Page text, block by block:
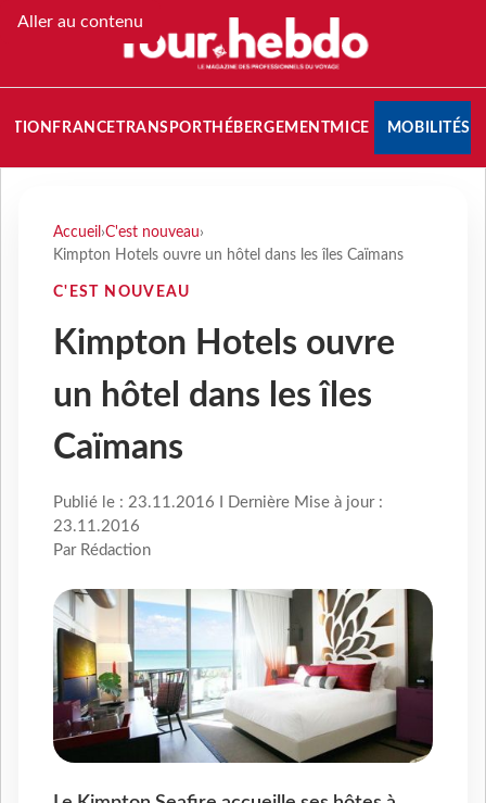
Aller au contenu
FRANCETRANSPORT HÉBERGEMENTMICE MOBILITÉS
Accueil ›C'est nouveau›
Kimpton Hotels ouvre un hôtel dans les îles Caïmans
C'EST NOUVEAU
Kimpton Hotels ouvre
un hôtel dans les îles
Caïmans
Publié le : 23.11.2016 I Dernière Mise à jour :
23.11.2016
Par Rédaction